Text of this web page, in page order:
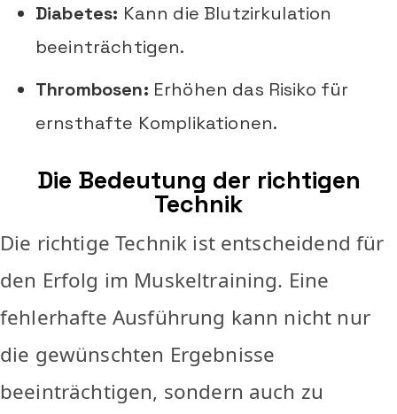
Diabetes: Kann die Blutzirkulation
beeinträchtigen.
Thrombosen: Erhöhen das Risiko für
ernsthafte Komplikationen.
Die Bedeutung der richtigen
Technik
Die richtige Technik ist entscheidend für
den Erfolg im Muskeltraining. Eine
fehlerhafte Ausführung kann nicht nur
die gewünschten Ergebnisse
beeinträchtigen, sondern auch zu